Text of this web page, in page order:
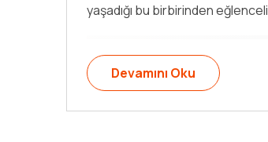
yaşadığı bu birbirinden
Devamını Oku